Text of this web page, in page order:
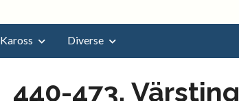
Kaross Diverse
440-473, Värsting